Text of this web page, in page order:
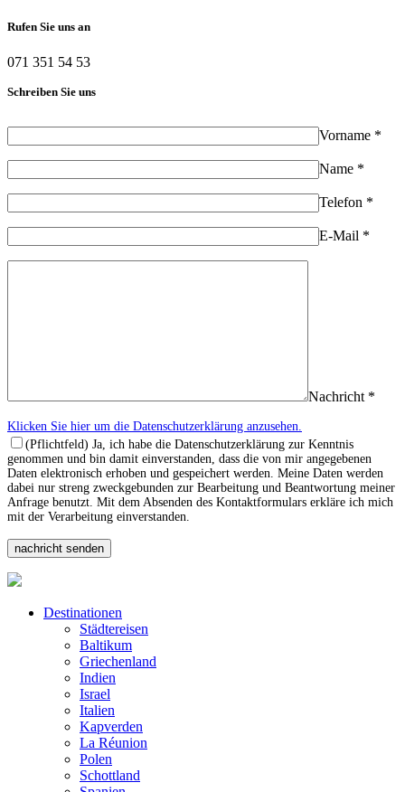
Rufen Sie uns an
071 351 54 53
Schreiben Sie uns
Vorname *
Name *
Telefon *
E-Mail *
Nachricht *
Klicken Sie hier um die Datenschutzerklärung anzusehen.
(Pflichtfeld) Ja, ich habe die Datenschutzerklärung zur Kenntnis
genommen und bin damit einverstanden, dass die von mir angegebenen
Daten elektronisch erhoben und gespeichert werden. Meine Daten werden
dabei nur streng zweckgebunden zur Bearbeitung und Beantwortung meiner
Anfrage benutzt. Mit dem Absenden des Kontaktformulars erkläre ich mich
mit der Verarbeitung einverstanden.
Destinationen
Städtereisen
Baltikum
Griechenland
Indien
Israel
Italien
Kapverden
La Réunion
Polen
Schottland